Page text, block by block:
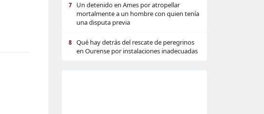
7
Un detenido en Ames por atropellar
mortalmente a un hombre con quien tenía
una disputa previa
8
Qué hay detrás del rescate de peregrinos
en Ourense por instalaciones inadecuadas